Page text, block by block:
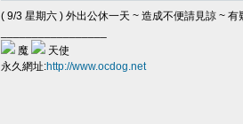
( 9/3 星期六 ) 外出公休一天 ~ 造成不便請見諒 ~
魔
天使
永久網址:http://www.ocdog.net